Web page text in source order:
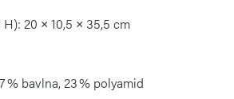
20 × 10,5 × 35,5 cm
% bavlna, 23 % polyamid